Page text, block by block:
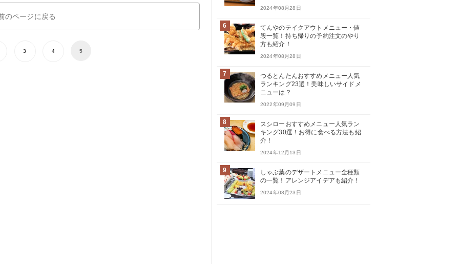
のページに戻る
3 4 5
2024年08月28日
6
てんやのテイクアウトメニュー・値
段一覧！持ち帰りの予約注文のやり
方も紹介！
2024年08月28日
7
つるとんたんおすすめメニュー人気
ランキング23選！美味しいサイドメ
ニューは？
2022年09月09日
8
スシローおすすめメニュー人気ラン
キング30選！お得に食べる方法も紹
介！
2024年12月13日
9
しゃぶ葉のデザートメニュー全種類
の一覧！アレンジアイデアも紹介！
2024年08月23日